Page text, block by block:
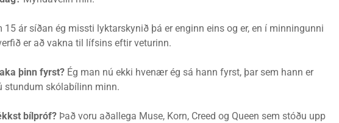
15 ár síðan ég missti lyktarskynið þá er enginn eins og er, en í minningunni
er að vakna til lífsins eftir veturinn.
þinn fyrst? Ég man nú ekki hvenær ég sá hann fyrst, þar sem hann er
stundum skólabílinn minn.
bílpróf? Það voru aðallega Muse, Korn, Creed og Queen sem stóðu upp